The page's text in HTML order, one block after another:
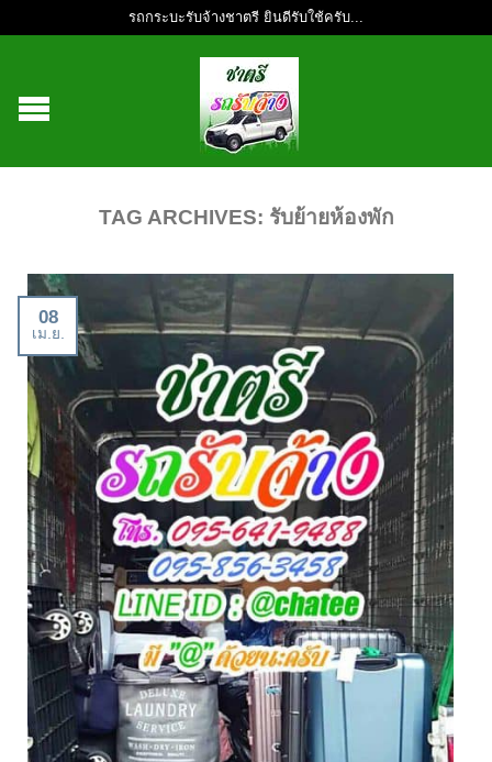
รถกระบะรับจ้างชาตรี ยินดีรับใช้ครับ...
TAG ARCHIVES: รับย้ายห้องพัก
08
เม.ย.